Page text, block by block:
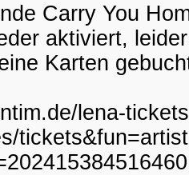
Carry You
aktiviert,
Karten
lena-